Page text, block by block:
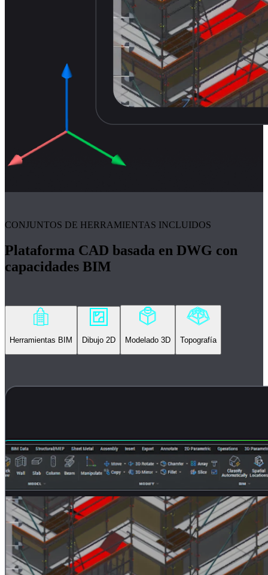
CONJUNTOS DE HERRAMIENTAS INCLUIDOS
Plataforma CAD basada en DWG con
capacidades BIM
Herramientas BIM Dibujo 2D Modelado 3D Topografía